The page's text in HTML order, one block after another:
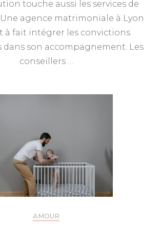
touche aussi les services de
agence matrimoniale à Lyon
à fait intégrer les convictions
dans son accompagnement. Les
conseillers …
AMOUR